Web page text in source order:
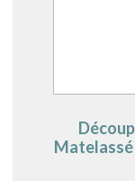
Matelassé